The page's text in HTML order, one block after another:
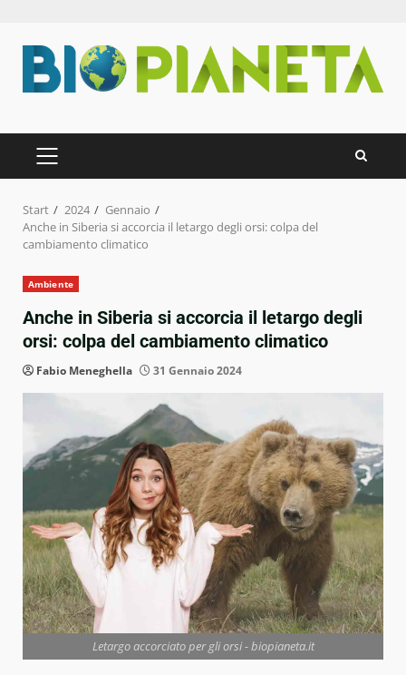
Inhalt
springen
PRIMÄRES
MENÜ
Start 2024
Gennaio
Anche in Siberia si accorcia il letargo degli orsi: colpa del
cambiamento climatico
Ambiente
Anche in Siberia si accorcia il letargo degli
orsi: colpa del cambiamento climatico
Fabio Meneghella 31 Gennaio 2024
Letargo accorciato per gli orsi - biopianeta.it